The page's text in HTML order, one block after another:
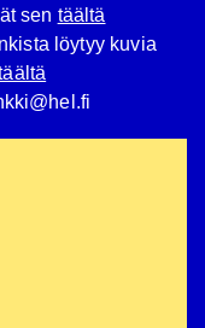
sen täältä
löytyy kuvia